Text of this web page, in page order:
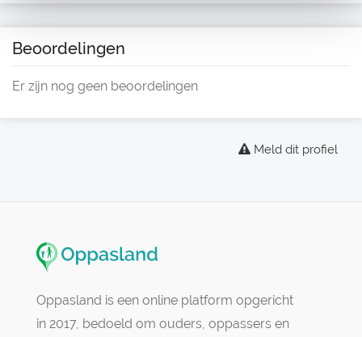
Beoordelingen
Er zijn nog geen beoordelingen
Meld dit profiel
Oppasland is een online platform opgericht
in 2017, bedoeld om ouders, oppassers en